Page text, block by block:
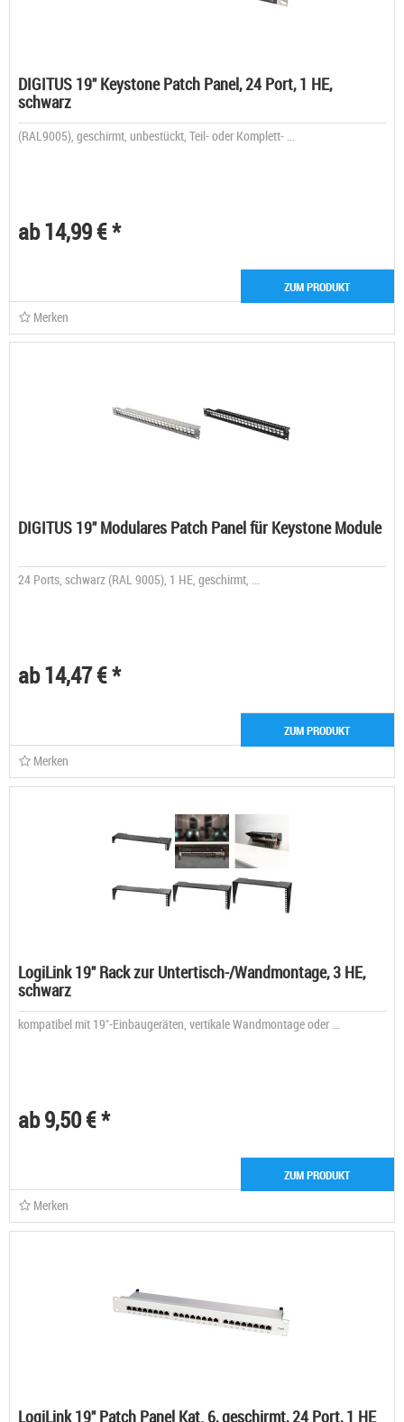
DIGITUS 19" Keystone Patch Panel, 24 Port, 1 HE,
schwarz
(RAL9005), geschirmt, unbestückt, Teil- oder Komplett- ...
ab 14,99 € *
ZUM PRODUKT
Merken
DIGITUS 19" Modulares Patch Panel für Keystone Module
24 Ports, schwarz (RAL 9005), 1 HE, geschirmt, ...
ab 14,47 € *
ZUM PRODUKT
Merken
LogiLink 19" Rack zur Untertisch-/Wandmontage, 3 HE,
schwarz
kompatibel mit 19"-Einbaugeräten, vertikale Wandmontage oder ...
ab 9,50 € *
ZUM PRODUKT
Merken
LogiLink 19" Patch Panel Kat. 6, geschirmt, 24 Port, 1 HE